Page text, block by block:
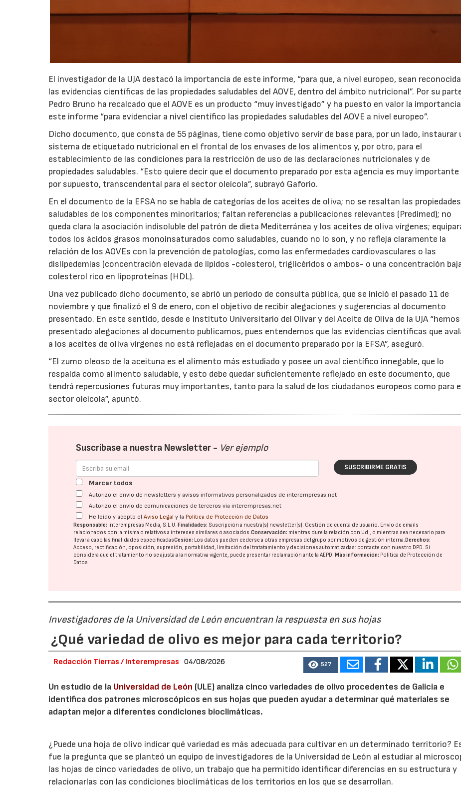
El investigador de la UJA destacó la importancia de este informe, “para que, a nivel europeo, sean
las evidencias científicas de las propiedades saludables del AOVE, dentro del ámbito nutricional”. Por su
Pedro Bruno ha recalcado que el AOVE es un producto “muy investigado” y ha puesto en valor la
este informe “para evidenciar a nivel científico las propiedades saludables del AOVE a nivel europeo”.
Dicho documento, que consta de 55 páginas, tiene como objetivo servir de base para, por un lado, instaurar
sistema de etiquetado nutricional en el frontal de los envases de los alimentos y, por otro, para el
establecimiento de las condiciones para la restricción de uso de las declaraciones nutricionales y de
propiedades saludables. “Esto quiere decir que el documento preparado por esta agencia es muy importante
por supuesto, transcendental para el sector oleícola”, subrayó Gaforio.
En el documento de la EFSA no se habla de categorías de los aceites de oliva; no se resaltan las propiedades
saludables de los componentes minoritarios; faltan referencias a publicaciones relevantes (Predimed); no
queda clara la asociación indisoluble del patrón de dieta Mediterránea y los aceites de oliva vírgenes;
todos los ácidos grasos monoinsaturados como saludables, cuando no lo son, y no refleja claramente la
relación de los AOVEs con la prevención de patologías, como las enfermedades cardiovasculares o las
dislipedemias (concentración elevada de lípidos -colesterol, triglicéridos o ambos- o una concentración
colesterol rico en lipoproteínas (HDL).
Una vez publicado dicho documento, se abrió un periodo de consulta pública, que se inició el pasado 11 de
noviembre y que finalizó el 9 de enero, con el objetivo de recibir alegaciones y sugerencias al documento
presentado. En este sentido, desde e Instituto Universitario del Olivar y del Aceite de Oliva de la UJA “hemos
presentado alegaciones al documento publicamos, pues entendemos que las evidencias científicas que
a los aceites de oliva vírgenes no está reflejadas en el documento preparado por la EFSA”, aseguró.
“El zumo oleoso de la aceituna es el alimento más estudiado y posee un aval científico innegable, que lo
respalda como alimento saludable, y esto debe quedar suficientemente reflejado en este documento, que
tendrá repercusiones futuras muy importantes, tanto para la salud de los ciudadanos europeos como para
sector oleícola”, apuntó.
Suscríbase a nuestra Newsletter - Ver ejemplo
SUSCRIBIRME GRATIS
Marcar todos
Autorizo el envío de newsletters y avisos informativos personalizados de interempresas.net
Autorizo el envío de comunicaciones de terceros vía interempresas.net
He leído y acepto elAviso Legal y la Política de Protección de Datos
Responsable: Interempresas Media, S.L.U.Finalidades: Suscripción a nuestra(s) newsletter(s). Gestión de cuenta de usuario. Envío de emails
relacionados con la misma o relativos a intereses similares o asociados.Conservación: mientras dure la relación con Ud., o mientras sea necesario para
llevar a cabo las finalidades especificadasCesión: Los datos pueden cederse a otras empresas del grupo por motivos de gestión interna.Derechos:
Acceso, rectificación, oposición, supresión, portabilidad, limitación del tratatamiento y decisiones automatizadas: contacte con nuestro DPD. Si
considera que el tratamiento no se ajusta a la normativa vigente, puede presentar reclamación ante laAEPD.Más información: Política de Protección de
Datos
Investigadores de la Universidad de León encuentran la respuesta en sus hojas
¿Qué variedad de olivo es mejor para cada territorio?
Redacción Tierras / Interempresas 04/08/2026 527
Un estudio de la Universidad de León (ULE) analiza cinco variedades de olivo procedentes de Galicia e
identifica dos patrones microscópicos en sus hojas que pueden ayudar a determinar qué materiales se
adaptan mejor a diferentes condiciones bioclimáticas.
¿Puede una hoja de olivo indicar qué variedad es más adecuada para cultivar en un determinado territorio?
fue la pregunta que se planteó un equipo de investigadores de la Universidad de León al estudiar al
las hojas de cinco variedades de olivo, un trabajo que ha permitido identificar diferencias en su estructura y
relacionarlas con las condiciones bioclimáticas de los territorios en los que se desarrollan.
23/07/2026 30/07/2026